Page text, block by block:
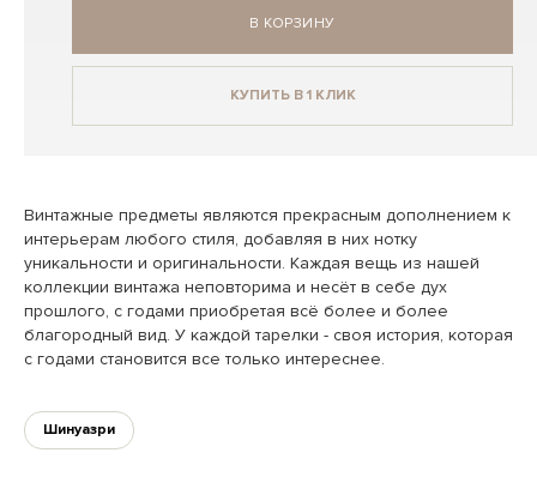
В КОРЗИНУ
КУПИТЬ В 1 КЛИК
Винтажные предметы являются прекрасным дополнением к
интерьерам любого стиля, добавляя в них нотку
уникальности и оригинальности. Каждая вещь из нашей
коллекции винтажа неповторима и несёт в себе дух
прошлого, с годами приобретая всё более и более
благородный вид. У каждой тарелки - своя история, которая
с годами становится все только интереснее.
Шинуазри